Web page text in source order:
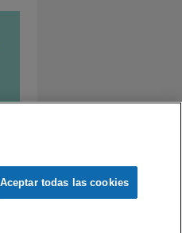
Aceptar todas las cookies